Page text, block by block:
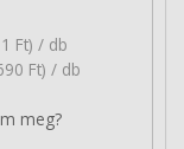
Ft) / db
Ft) / db
meg?